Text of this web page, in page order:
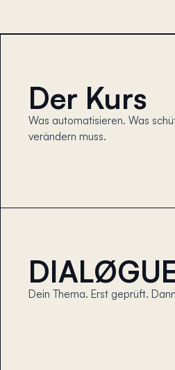
Der Kurs
Was automatisieren. Was
verändern muss.
Dein Thema. Erst geprüft.